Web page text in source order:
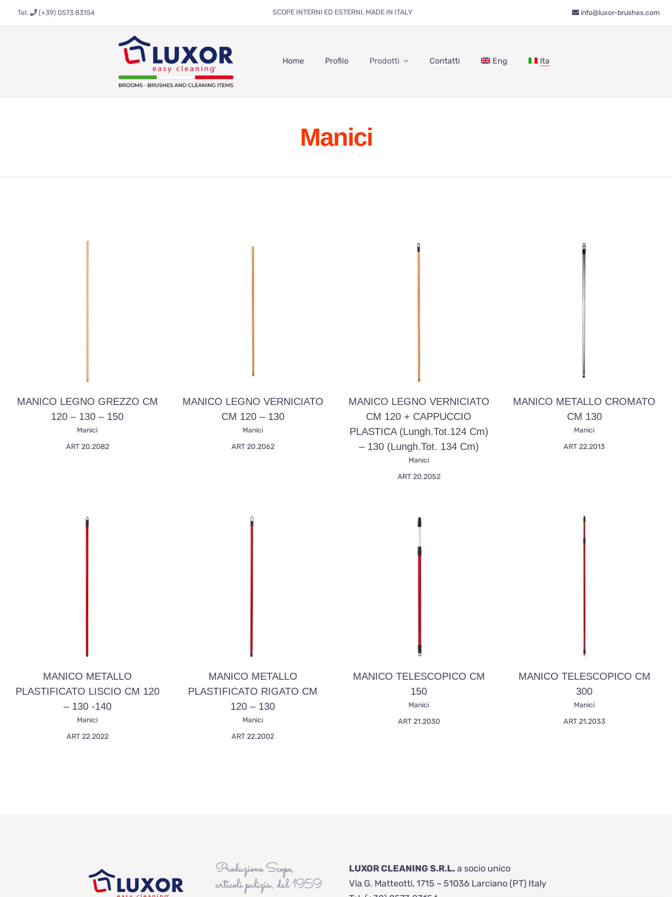
Tel. (+39) 0573 83154 SCOPE INTERNI ED ESTERNI, MADE IN ITALY info@luxor-brushes.com
Home Profilo Prodotti Contatti Eng Ita
Manici
MANICO LEGNO GREZZO CM
120 – 130 – 150
Manici
ART 20.2082
MANICO LEGNO VERNICIATO
CM 120 – 130
Manici
ART 20.2062
MANICO LEGNO VERNICIATO
CM 120 + CAPPUCCIO
PLASTICA (lungh.tot.124 Cm)
– 130 (lungh.tot. 134 Cm)
Manici
ART 20.2052
MANICO METALLO CROMATO
CM 130
Manici
ART 22.2013
MANICO METALLO
PLASTIFICATO LISCIO CM 120
– 130 -140
Manici
ART 22.2022
MANICO METALLO
PLASTIFICATO RIGATO CM
120 – 130
Manici
ART 22.2002
MANICO TELESCOPICO CM
150
Manici
ART 21.2030
MANICO TELESCOPICO CM
300
Manici
ART 21.2033
Produzione Scope,
articoli pulizia, dal 1959
LUXOR CLEANING S.R.L.a socio unico
Via G. Matteotti, 1715 – 51036 Larciano (PT) Italy